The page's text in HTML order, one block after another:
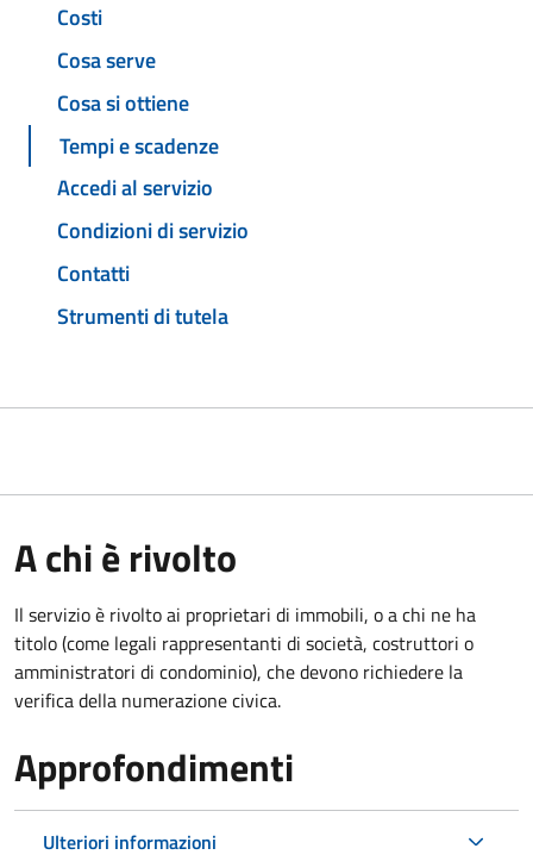
Costi
Cosa serve
Cosa si ottiene
Tempi e scadenze
Accedi al servizio
Condizioni di servizio
Contatti
Strumenti di tutela
A chi è rivolto
Il servizio è rivolto ai proprietari di immobili, o a chi ne ha
titolo (come legali rappresentanti di società, costruttori o
amministratori di condominio), che devono richiedere la
verifica della numerazione civica.
Approfondimenti
Ulteriori informazioni